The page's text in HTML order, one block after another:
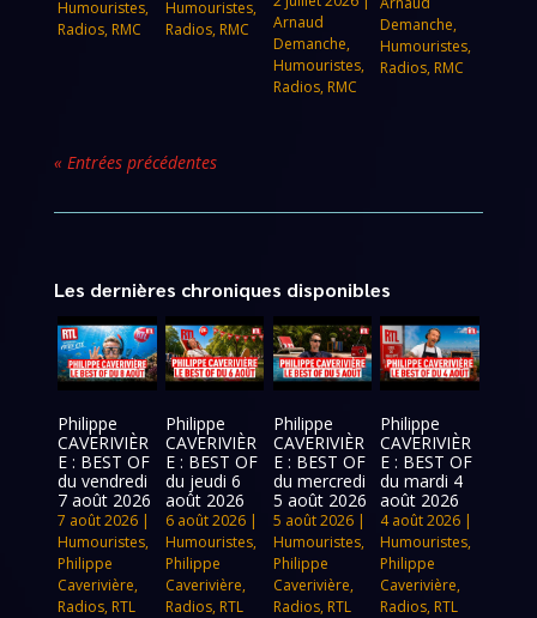
Humouristes,
Radios, RMC
Humouristes,
Radios, RMC
Arnaud
Demanche,
Humouristes,
Radios, RMC
Demanche,
Humouristes,
Radios, RMC
« Entrées précédentes
Les dernières chroniques disponibles
Philippe
CAVERIVIÈR
E : BEST OF
du vendredi
7 août 2026
7 août 2026 |
Humouristes,
Philippe
Caverivière,
Radios, RTL
Philippe
CAVERIVIÈR
E : BEST OF
du jeudi 6
août 2026
6 août 2026|
Humouristes,
Philippe
Caverivière,
Radios, RTL
Philippe
CAVERIVIÈR
E : BEST OF
du mercredi
5 août 2026
5 août 2026|
Humouristes,
Philippe
Caverivière,
Radios, RTL
Philippe
CAVERIVIÈR
E : BEST OF
du mardi 4
août 2026
4 août 2026 |
Humouristes,
Philippe
Caverivière,
Radios, RTL